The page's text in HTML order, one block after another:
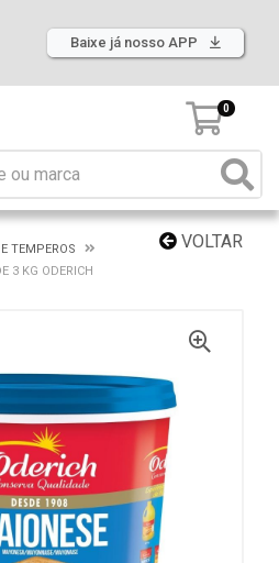
Baixe já nosso APP
0
VOLTAR
TEMPEROS
3 KG ODERICH